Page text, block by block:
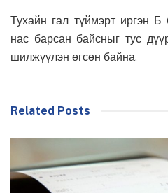
Тухайн гал түймэрт иргэн Б
нас барсан байсныг тус
шилжүүлэн өгсөн байна.
Related Posts